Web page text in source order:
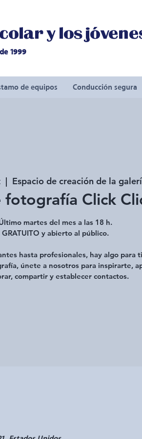
y los
1999
de equipos Conducción segura
  |
Espacio de creación de la
fotografía Click
martes del mes a las 18 h.
GRATUITO y abierto al público.
hasta profesionales, hay algo para
únete a nosotros para inspirarte,
compartir y establecer contactos.